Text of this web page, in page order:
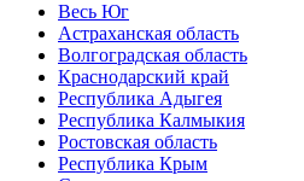
Весь Юг
Астраханская область
Волгоградская область
Краснодарский край
Республика Адыгея
Республика Калмыкия
Ростовская область
Республика Крым